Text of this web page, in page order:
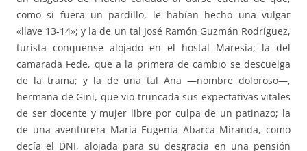
como si fuera un pardillo, le habían hecho una vulgar
«llave 13-14»; y la de un tal José Ramón Guzmán Rodríguez,
turista conquense alojado en el hostal Maresía; la del
camarada Fede, que a la primera de cambio se descuelga
de la trama; y la de una tal Ana —nombre doloroso—,
hermana de Gini, que vio truncada sus expectativas vitales
de ser docente y mujer libre por culpa de un patinazo; la
de una aventurera María Eugenia Abarca Miranda, como
decía el DNI, alojada para su desgracia en una pensión